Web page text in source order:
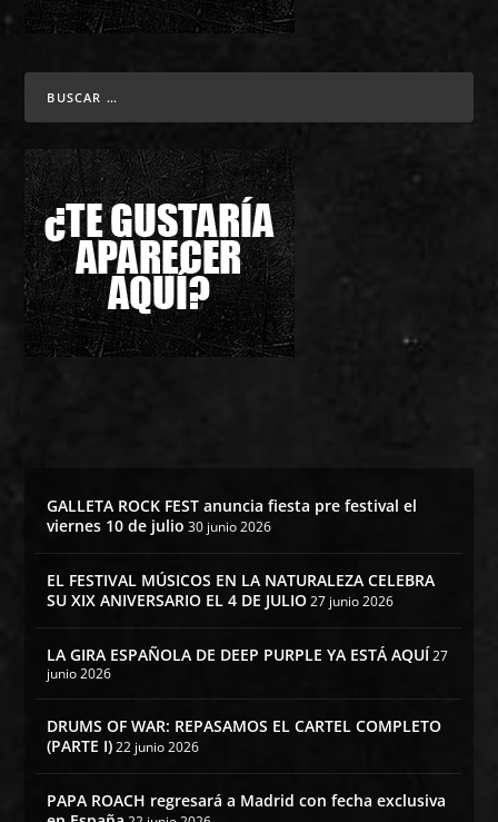
GALLETA ROCK FEST anuncia fiesta pre festival el
viernes 10 de julio 30 junio 2026
EL FESTIVAL MÚSICOS EN LA NATURALEZA CELEBRA
SU XIX ANIVERSARIO EL 4 DE JULIO 27 junio 2026
LA GIRA ESPAÑOLA DE DEEP PURPLE YA ESTÁ AQUÍ27
junio 2026
DRUMS OF WAR: REPASAMOS EL CARTEL COMPLETO
(PARTE I) 22 junio 2026
PAPA ROACH regresará a Madrid con fecha exclusiva